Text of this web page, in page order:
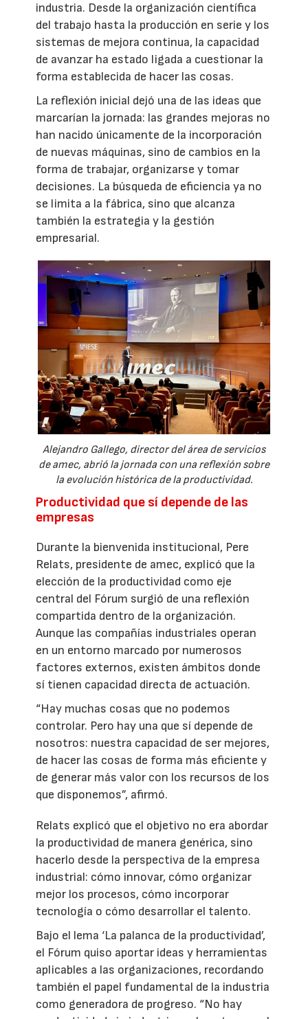
industria. Desde la organización científica
del trabajo hasta la producción en serie y los
sistemas de mejora continua, la capacidad
de avanzar ha estado ligada a cuestionar la
forma establecida de hacer las cosas.
La reflexión inicial dejó una de las ideas que
marcarían la jornada: las grandes mejoras no
han nacido únicamente de la incorporación
de nuevas máquinas, sino de cambios en la
forma de trabajar, organizarse y tomar
decisiones. La búsqueda de eficiencia ya no
se limita a la fábrica, sino que alcanza
también la estrategia y la gestión
empresarial.
Alejandro Gallego, director del área de servicios
de amec, abrió la jornada con una reflexión sobre
la evolución histórica de la productividad.
Productividad que sí depende de las
empresas
Durante la bienvenida institucional, Pere
Relats, presidente de amec, explicó que la
elección de la productividad como eje
central del Fórum surgió de una reflexión
compartida dentro de la organización.
Aunque las compañías industriales operan
en un entorno marcado por numerosos
factores externos, existen ámbitos donde
sí tienen capacidad directa de actuación.
“Hay muchas cosas que no podemos
controlar. Pero hay una que sí depende de
nosotros: nuestra capacidad de ser mejores,
de hacer las cosas de forma más eficiente y
de generar más valor con los recursos de los
que disponemos”, afirmó.
Relats explicó que el objetivo no era abordar
la productividad de manera genérica, sino
hacerlo desde la perspectiva de la empresa
industrial: cómo innovar, cómo organizar
mejor los procesos, cómo incorporar
tecnología o cómo desarrollar el talento.
Bajo el lema ‘La palanca de la productividad’,
el Fórum quiso aportar ideas y herramientas
aplicables a las organizaciones, recordando
también el papel fundamental de la industria
como generadora de progreso. “No hay